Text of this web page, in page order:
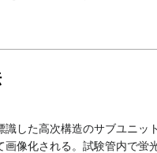
した高次構造のサブユニッ
像化される。試験管内で